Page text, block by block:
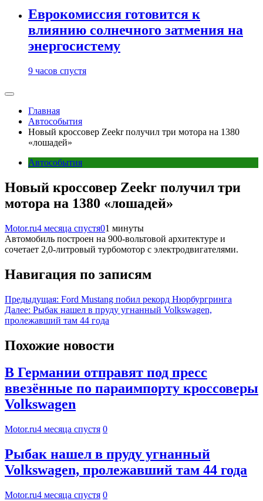
Еврокомиссия готовится к
влиянию солнечного затмения на
энергосистему
9 часов спустя
Главная
Автособытия
Новый кроссовер Zeekr получил три мотора на 1380
«лошадей»
Автособытия
Новый кроссовер Zeekr получил три
мотора на 1380 «лошадей»
Motor.ru4 месяца спустя01 минуты
Автомобиль построен на 900-вольтовой архитектуре и
сочетает 2,0-литровый турбомотор с электродвигателями.
Навигация по записям
Предыдущая: Ford Mustang побил рекорд Нюрбургринга
Далее: Рыбак нашел в пруду угнанный Volkswagen,
пролежавший там 44 года
Похожие новости
В Германии отправят под пресс
ввезённые по параимпорту кроссоверы
Volkswagen
Motor.ru4 месяца спустя 0
Рыбак нашел в пруду угнанный
Volkswagen, пролежавший там 44 года
Motor.ru4 месяца спустя 0